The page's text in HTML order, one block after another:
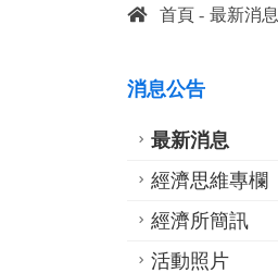
首頁 最新消息
消息公告
最新消息
經濟思維專欄
經濟所簡訊
活動照片